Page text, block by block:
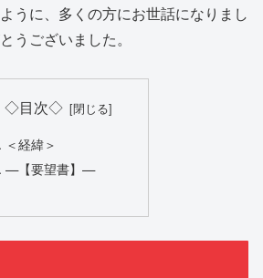
うに、多くの方にお世話になりまし
うございました。
◇目次◇
＜経緯＞
—【要望書】—